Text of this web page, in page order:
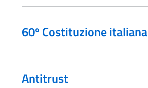
60º Costituzione italiana
Antitrust